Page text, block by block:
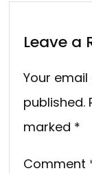
Leave a
Your
published.
marked *
Comment